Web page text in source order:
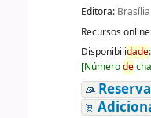
Editora:
Recursos
Disponibilidade:
[Númerode